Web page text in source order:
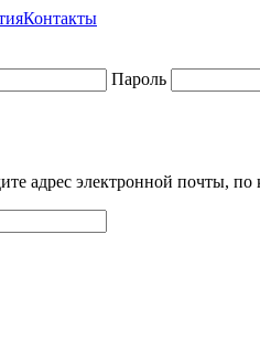
Контакты
Пароль
адрес электронной почты,